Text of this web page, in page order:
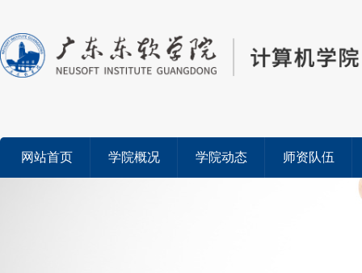
网站首页 学院概况 学院动态 师资队伍